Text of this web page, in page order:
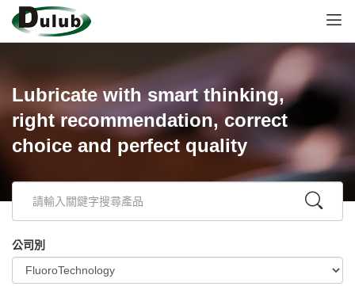
Lubricate with smart thinking,
right recommendation, correct
choice and perfect quality
公司別